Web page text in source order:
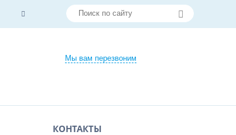
Мы вам перезвоним
КОНТАКТЫ